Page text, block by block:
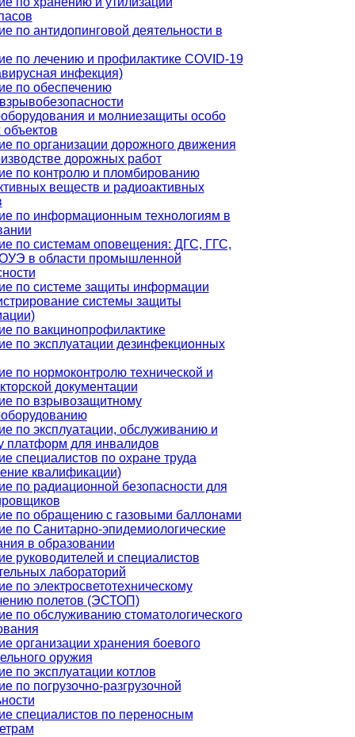
по антидопинговой деятельности в
по лечению и профилактике COVID-19
инфекция)
по обеспечению
и молниезащиты особо
по организации дорожного движения
дорожных работ
по контролю и пломбированию
веществ и радиоактивных
по информационным технологиям в
по системам оповещения: ДГС, ГГС,
в области промышленной
по системе защиты информации
системы защиты
по вакцинопрофилактике
по эксплуатации дезинфекционных
по нормоконтролю технической и
документации
по взрывозащитному
по эксплуатации, обслуживанию и
платформ для инвалидов
специалистов по охране труда
квалификации)
по радиационной безопасности для
по обращению с газовыми баллонами
по Санитарно-эпидемиологические
в образовании
руководителей и специалистов
лабораторий
по электросветотехническому
полетов (ЭСТОП)
по обслуживанию стоматологического
организации хранения боевого
оружия
по эксплуатации котлов
по погрузочно-разгрузочной
специалистов по переносным